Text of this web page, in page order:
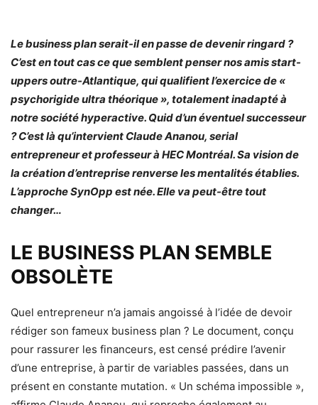
Le business plan serait-il en passe de devenir ringard ?
C’est en tout cas ce que semblent penser nos amis start-
uppers outre-Atlantique, qui qualifient l’exercice de «
psychorigide ultra théorique », totalement inadapté à
notre société hyperactive. Quid d’un éventuel successeur
? C’est là qu’intervient Claude Ananou, serial
entrepreneur et professeur à HEC Montréal. Sa vision de
la création d’entreprise renverse les mentalités établies.
L’approche SynOpp est née. Elle va peut-être tout
changer…
LE BUSINESS PLAN SEMBLE
OBSOLÈTE
Quel entrepreneur n’a jamais angoissé à l’idée de devoir
rédiger son fameux business plan ? Le document, conçu
pour rassurer les financeurs, est censé prédire l’avenir
d’une entreprise, à partir de variables passées, dans un
présent en constante mutation. « Un schéma impossible »,